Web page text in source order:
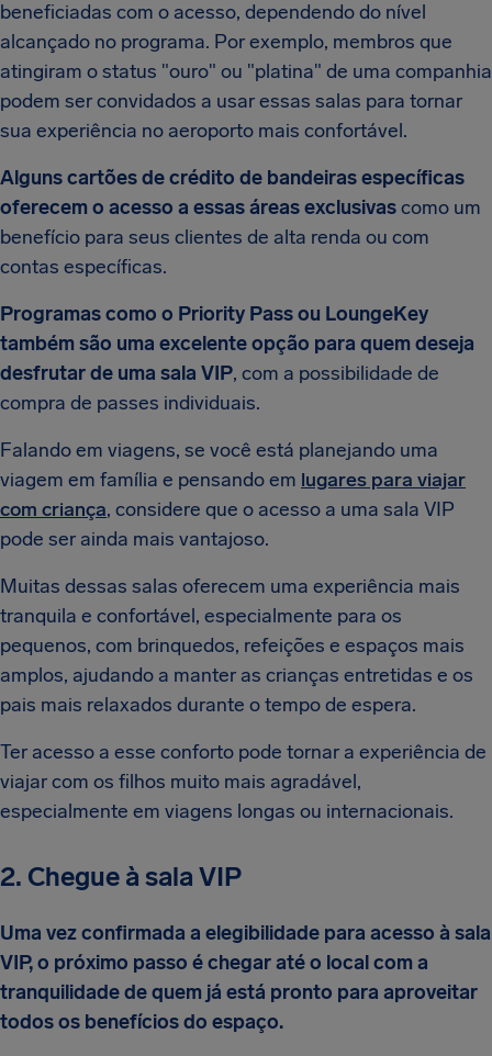
beneficiadas com o acesso, dependendo do nível
alcançado no programa. Por exemplo, membros que
atingiram o status "ouro" ou "platina" de uma companhia
podem ser convidados a usar essas salas para tornar
sua experiência no aeroporto mais confortável.
Alguns cartões de crédito de bandeiras específicas
oferecem o acesso a essas áreas exclusivascomo um
benefício para seus clientes de alta renda ou com
contas específicas.
Programas como o Priority Pass ou LoungeKey
também são uma excelente opção para quem deseja
desfrutar de uma sala VIP, com a possibilidade de
compra de passes individuais.
Falando em viagens, se você está planejando uma
viagem em família e pensando em lugares para viajar
com criança, considere que o acesso a uma sala VIP
pode ser ainda mais vantajoso.
Muitas dessas salas oferecem uma experiência mais
tranquila e confortável, especialmente para os
pequenos, com brinquedos, refeições e espaços mais
amplos, ajudando a manter as crianças entretidas e os
pais mais relaxados durante o tempo de espera.
Ter acesso a esse conforto pode tornar a experiência de
viajar com os filhos muito mais agradável,
especialmente em viagens longas ou internacionais.
2. Chegue à sala VIP
Uma vez confirmada a elegibilidade para acesso à sala
VIP, o próximo passo é chegar até o local com a
tranquilidade de quem já está pronto para aproveitar
todos os benefícios do espaço.